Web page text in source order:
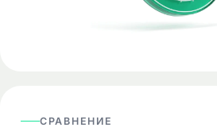
СРАВНЕНИЕ